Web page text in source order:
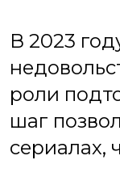
В 2023
роли
шаг
сериалах,